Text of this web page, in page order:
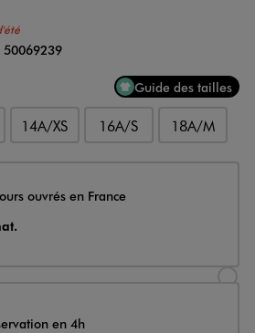
50069239
Guide des tailles
14A/XS 16A/S 18A/M
ouvrés en France
en 4h